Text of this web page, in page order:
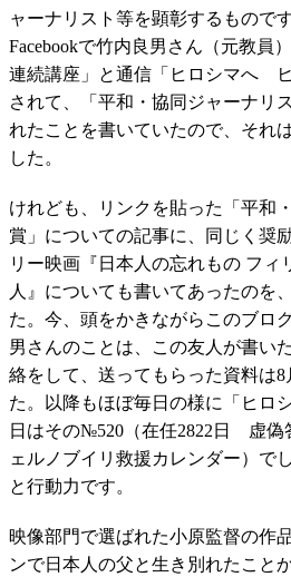
ャーナリスト等を顕彰するもので
Facebookで竹内良男さん（元教員
連続講座」と通信「ヒロシマへ
されて、「平和・協同ジャーナリ
れたことを書いていたので、それ
した。
けれども、リンクを貼った「平和
賞」についての記事に、同じく奨
リー映画『日本人の忘れもの フィ
人』についても書いてあったのを
た。今、頭をかきながらこのブロ
男さんのことは、この友人が書い
絡をして、送ってもらった資料は
た。以降もほぼ毎日の様に「ヒロ
日はその№520（在任2822日 虚偽
ェルノブイリ救援カレンダー）で
と行動力です。
映像部門で選ばれた小原監督の作
ンで日本人の父と生き別れたこと